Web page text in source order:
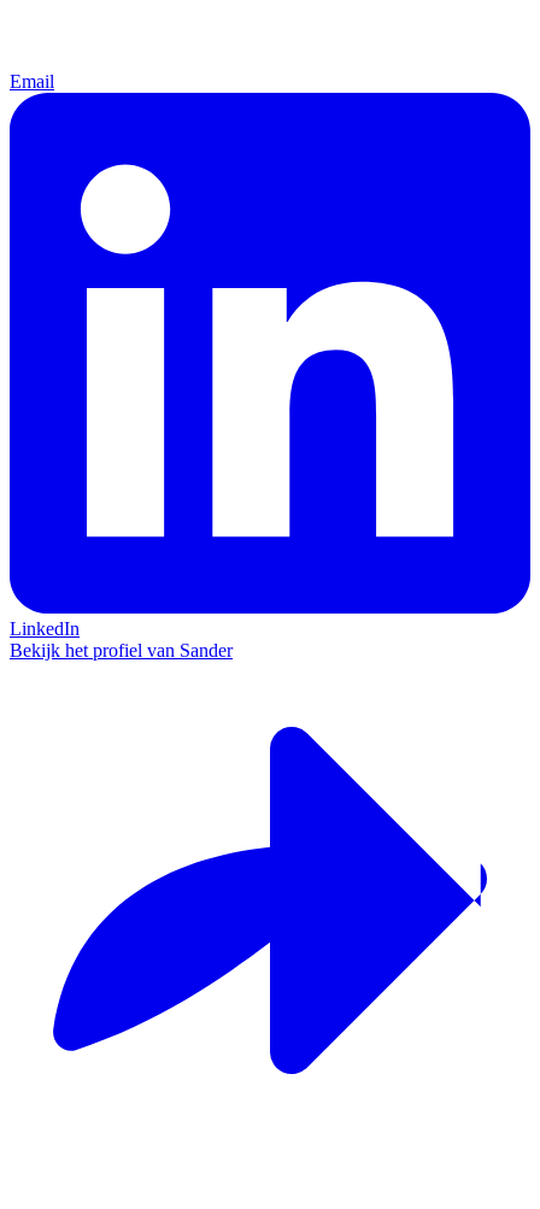
Email
LinkedIn
Bekijk het profiel van Sander